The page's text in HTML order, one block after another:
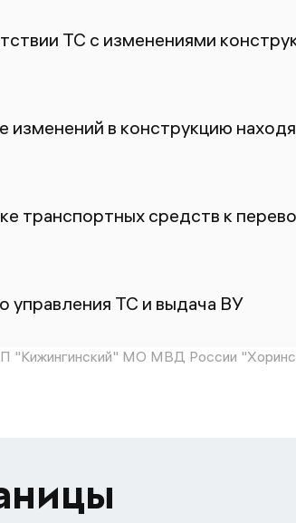
ТС с изменениями
изменений в конструкцию
транспортных средств к
управления ТС и выдача ВУ
МО МВД России